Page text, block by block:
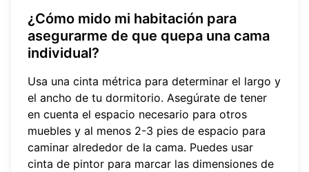
¿Cómo mido mi habitación para
asegurarme de que quepa una cama
individual?
Usa una cinta métrica para determinar el largo y
el ancho de tu dormitorio. Asegúrate de tener
en cuenta el espacio necesario para otros
muebles y al menos 2-3 pies de espacio para
caminar alrededor de la cama. Puedes usar
cinta de pintor para marcar las dimensiones de